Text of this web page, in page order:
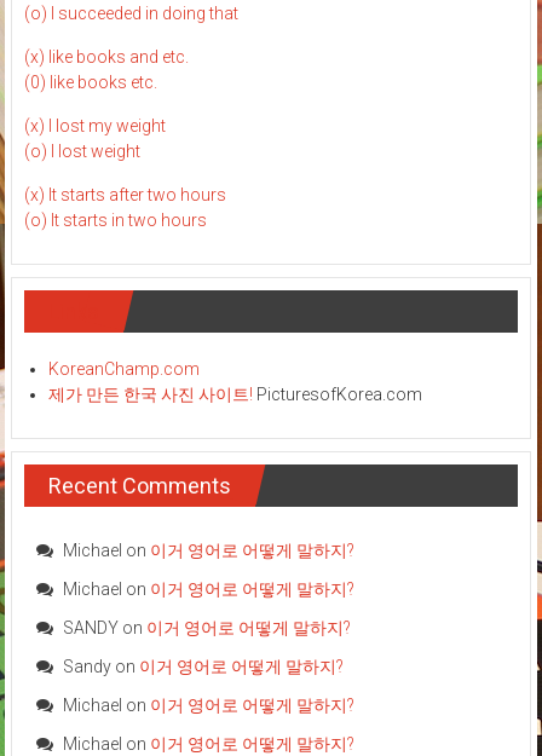
(o) I succeeded in doing that
(x) like books and etc.
(0) like books etc.
(x) I lost my weight
(o) I lost weight
(x) It starts after two hours
(o) It starts in two hours
KoreanChamp.com
제가 만든 한국 사진 사이트! PicturesofKorea.com
Recent Comments
Michael on 이거 영어로 어떻게 말하지?
Michael on 이거 영어로 어떻게 말하지?
SANDYon 이거 영어로 어떻게 말하지?
Sandyon 이거 영어로 어떻게 말하지?
Michael on 이거 영어로 어떻게 말하지?
Michael on 이거 영어로 어떻게 말하지?